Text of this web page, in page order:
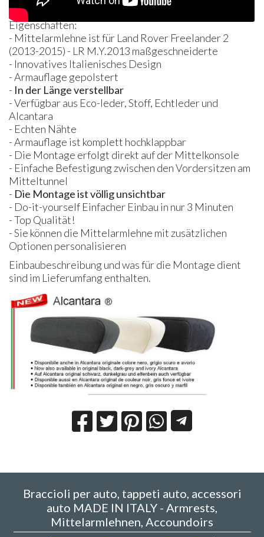
Eigenschaften:
- Mittelarmlehne ist für Land Rover Freelander 2
(2013-2015) - LR M.Y.2013 maßgeschneiderte
- Innovatives Italienisches Design
- Armauflage gepolstert
- In der Länge verstellbar
- Verfügbar aus Eco-leder, Stoff, Echtleder und
Alcantara
- Echten Nähte
- Armauflage ist komplett hochklappbar
- Die Montage erfolgt direkt auf der Mittelkonsole
- Einfache Befestigung zwischen den Vordersitzen am
Mitteltunnel
- Die Montage ist völlig unsichtbar
- Do-it-yourself Einfacher Einbau in nur 3 Minuten
- Top Qualität!
- Sie können die Mittelarmlehne mit zusätzlichen
Optionen personalisieren
Einbaubeschreibung und was für die Montage dient
sind im Lieferumfang enthalten.
Braccioli per auto, tappeti auto, accessori
auto MADE IN ITALY - Armrests,
Mittelarmlehnen, Accoundoirs